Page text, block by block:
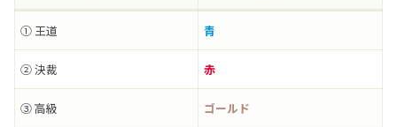
① 王道 青
② 決裁 赤
③ 高級 ゴールド